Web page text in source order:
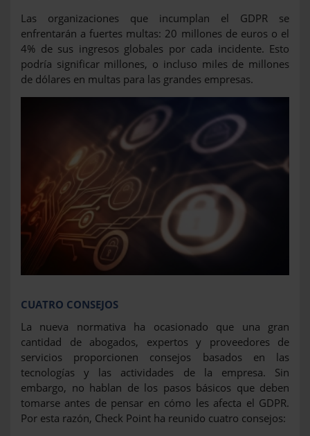
Las organizaciones que incumplan el GDPR se
enfrentarán a fuertes multas: 20 millones de euros o el
4% de sus ingresos globales por cada incidente. Esto
podría significar millones, o incluso miles de millones
de dólares en multas para las grandes empresas.
CUATRO CONSEJOS
La nueva normativa ha ocasionado que una gran
cantidad de abogados, expertos y proveedores de
servicios proporcionen consejos basados en las
tecnologías y las actividades de la empresa. Sin
embargo, no hablan de los pasos básicos que deben
tomarse antes de pensar en cómo les afecta el GDPR.
Por esta razón, Check Point ha reunido cuatro consejos: